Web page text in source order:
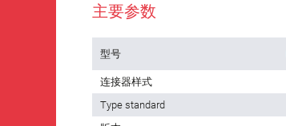
主要参数
型号
连接器样式
Type standard